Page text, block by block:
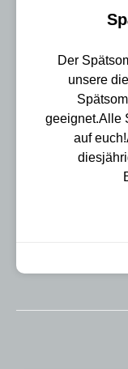
Der
unsere
geeignet.Alle
auf